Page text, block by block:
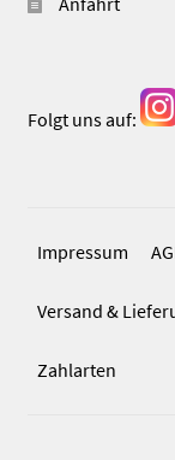
Folgt uns auf:
Impressum
Versand &
Zahlarten